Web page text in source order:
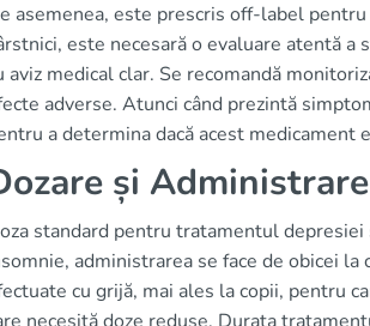
asemenea, este prescris off-label
este necesară o evaluare atentă
aviz medical clar. Se recomandă
adverse. Atunci când prezintă
a determina dacă acest medicament
și
standard pentru tratamentul
administrarea se face de obicei
cu grijă, mai ales la copii, pentru